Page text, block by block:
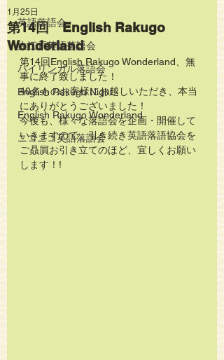
英語落語会
大江戸英語落語会
バイリンガル落語会
English Rakugo Night
English Rakugo Wonderland
ニコニコ英語落語会
第14回 English Rakugo
Wonderland
1月25日
第14回English Rakugo Wonderland、無
事に終了致しました！
40名ものお客様にお越しいただき、本当
にありがとうございました！
今後も、様々な落語会を企画・開催して
いきますので、引き続き英語落語協会を
ご贔屓お引き立てのほど、宜しくお願い
します！!